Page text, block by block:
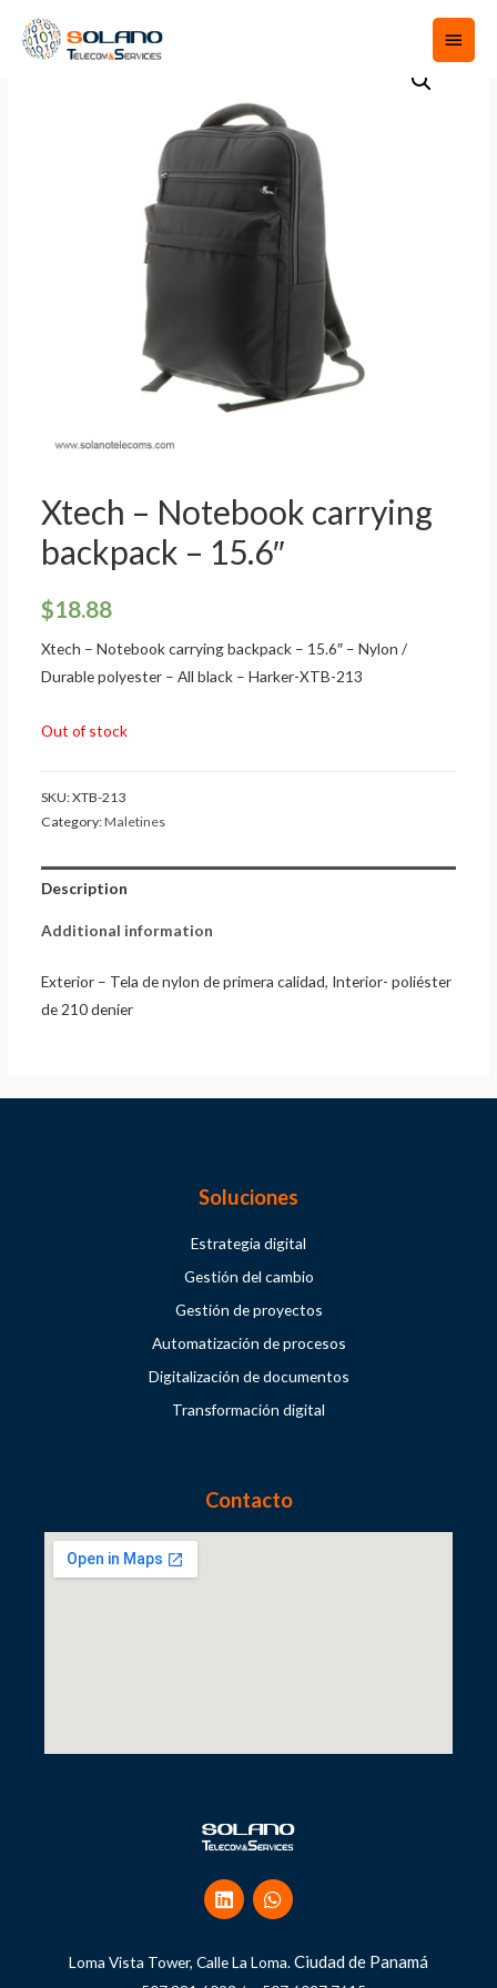
Xtech – Notebook carrying
backpack – 15.6″
$18.88
Xtech – Notebook carrying backpack – 15.6″ – Nylon /
Durable polyester – All black – Harker-XTB-213
Out of stock
SKU:XTB-213
Category:Maletines
Description
Additional information
Exterior – Tela de nylon de primera calidad, Interior- poliéster
de 210 denier
Soluciones
Estrategia digital
Gestión del cambio
Gestión de proyectos
Automatización de procesos
Digitalización de documentos
Transformación digital
Contacto
Loma Vista Tower, Calle La Loma.Ciudad de Panamá